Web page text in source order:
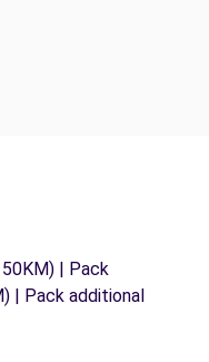
| Pack
| Pack additional